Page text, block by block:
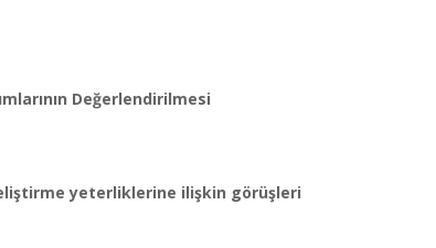
Değerlendirilmesi
yeterliklerine ilişkin görüşleri